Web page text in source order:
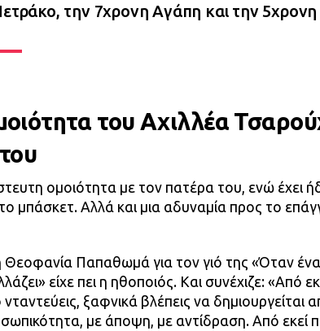
την 7χρονη Αγάπη και την 5χρονη
του Αχιλλέα
ομοιότητα με τον πατέρα του, ενώ έχει
μπάσκετ. Αλλά και μια αδυναμία προς το
Θεοφανία Παπαθωμά για τον γιό της «Όταν ένα
είχε πει η ηθοποιός. Και συνέχιζε: «Από
ξαφνικά βλέπεις να δημιουργείται
με άποψη, με αντίδραση. Από εκεί